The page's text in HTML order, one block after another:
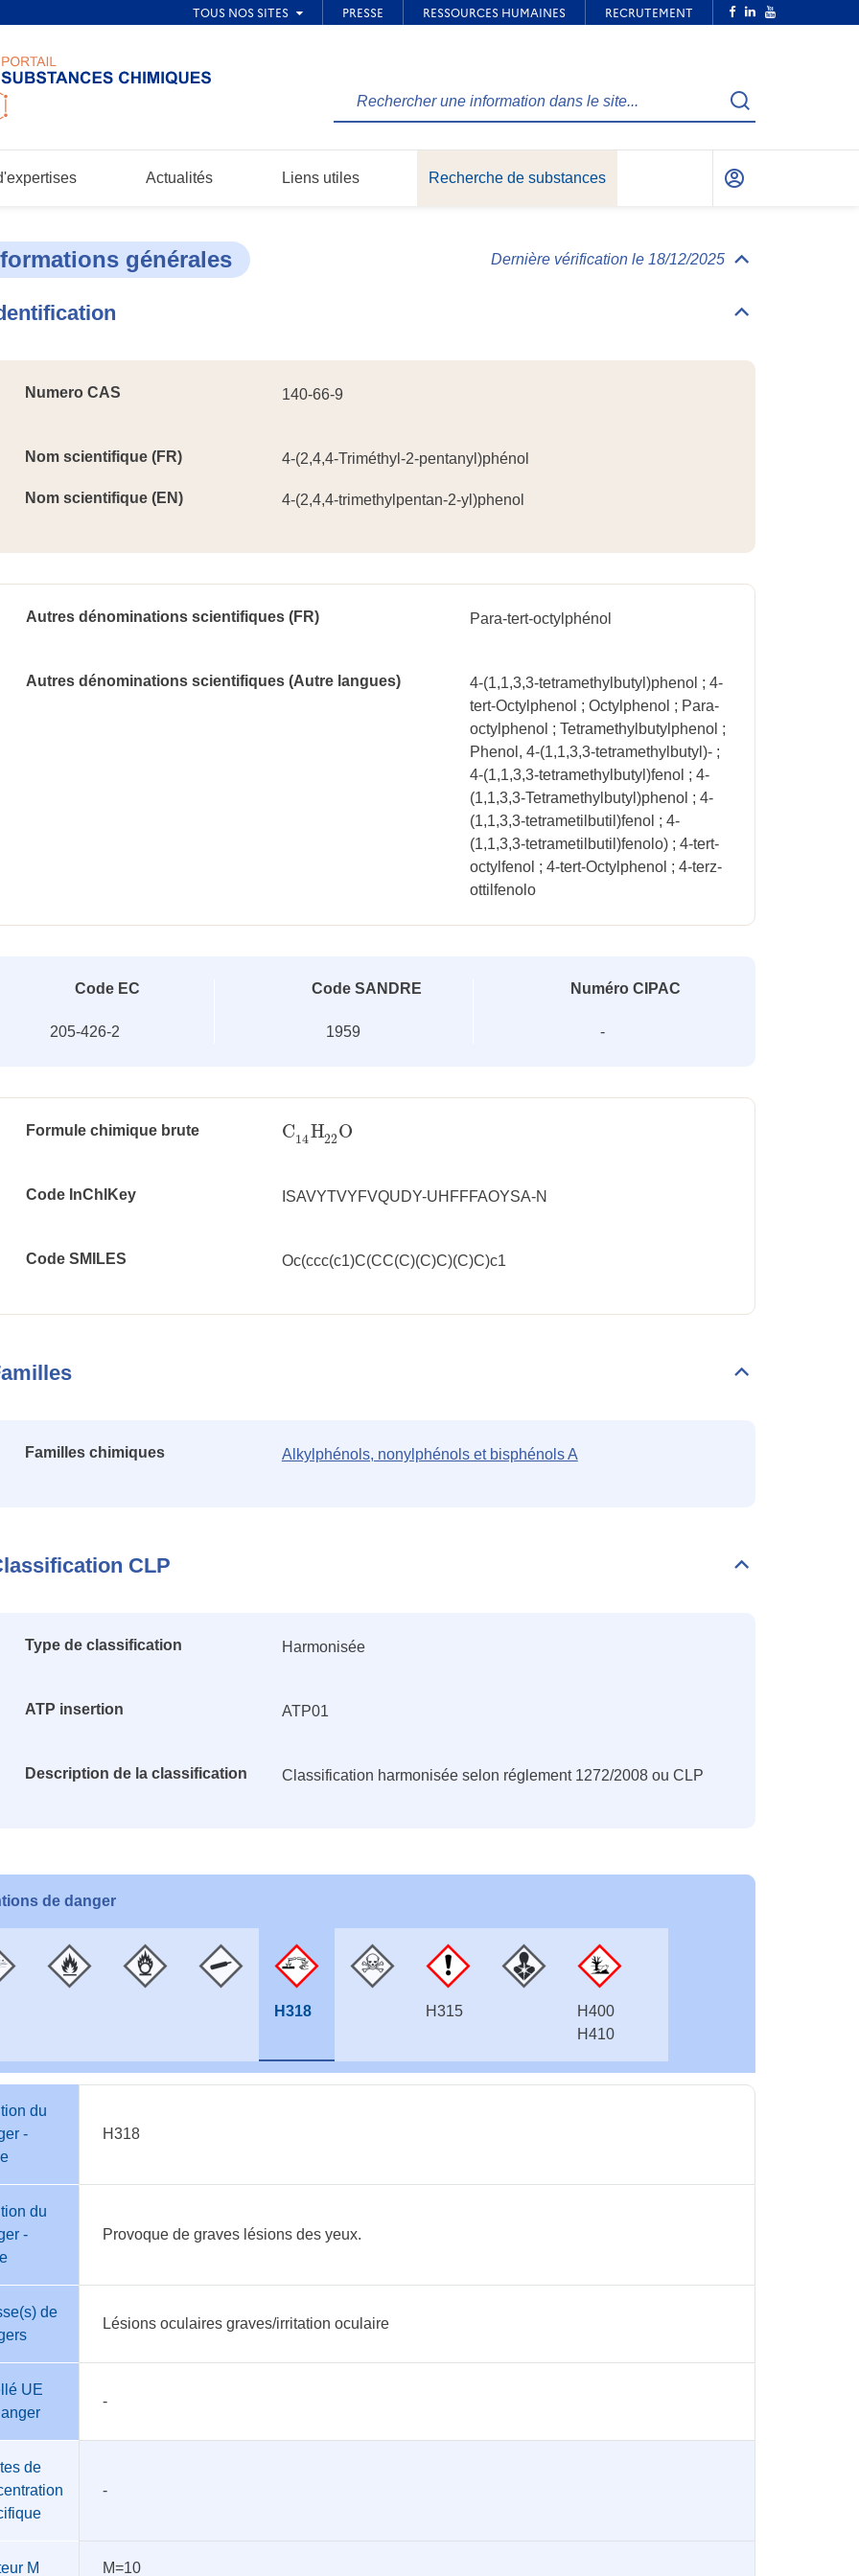
Rechercher
le
Recherche
Actualités Liens utiles Recherche de substances
Mon
générales Dernière vérification le 18/12/2025
Déplier/replier
Déplier/replier
Numero CAS 140-66-9
Nom scientifique (FR) 4-(2,4,4-Triméthyl-2-pentanyl)phénol
Nom scientifique (EN) 4-(2,4,4-trimethylpentan-2-yl)phenol
Autres dénominations scientifiques (FR) Para-tert-octylphénol
Autres dénominations scientifiques (Autre langues)
4-(1,1,3,3-tetramethylbutyl)phenol ; 4-
tert-Octylphenol ; Octylphenol ; Para-
octylphenol ; Tetramethylbutylphenol ;
Phenol, 4-(1,1,3,3-tetramethylbutyl)- ;
4-(1,1,3,3-tetramethylbutyl)fenol ; 4-
(1,1,3,3-Tetramethylbutyl)phenol ; 4-
(1,1,3,3-tetrametilbutil)fenol ; 4-
(1,1,3,3-tetrametilbutil)fenolo) ; 4-tert-
octylfenol ; 4-tert-Octylphenol ; 4-terz-
ottilfenolo
Code EC
205-426-2
Code SANDRE
1959
Numéro CIPAC
-
Formule chimique brute C14H22O
C14H22O
Code InChlKey ISAVYTVYFVQUDY-UHFFFAOYSA-N
Code SMILES Oc(ccc(c1)C(CC(C)(C)C)(C)C)c1
Déplier/replier
Familles chimiques Alkylphénols, nonylphénols et bisphénols A
CLP
Déplier/replier
Type de classification Harmonisée
ATP insertion ATP01
Description de la classification Classification harmonisée selon réglement 1272/2008 ou CLP
de danger
H318 H315
H400
H410
du
-
H318
du
-
Provoque de graves lésions des yeux.
de
Lésions oculaires graves/irritation oculaire
UE
-
de
-
M M=10